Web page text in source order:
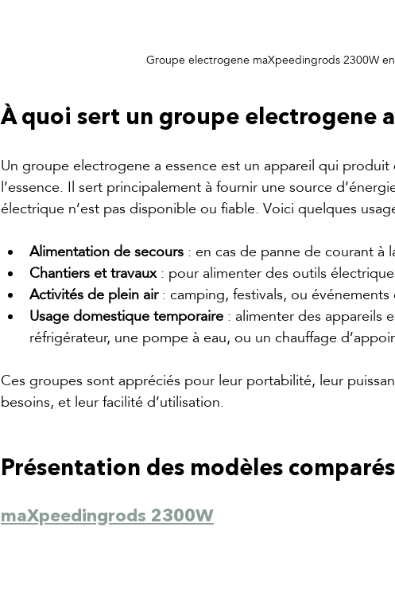
Groupe electrogene maXpeedingrods 2300W
À quoi sert un groupe electrogene a
Un groupe electrogene a essence est un appareil qui
l’essence. Il sert principalement à fournir une source
électrique n’est pas disponible ou fiable. Voici quelques
Alimentation de secours : en cas de panne de courant à
Chantiers et travaux : pour alimenter des outils
Activités de plein air : camping, festivals, ou événements
Usage domestique temporaire : alimenter des appareils
réfrigérateur, une pompe à eau, ou un chauffage
Ces groupes sont appréciés pour leur portabilité, leur
besoins, et leur facilité d’utilisation.
Présentation des modèles comparés
maXpeedingrods 2300W